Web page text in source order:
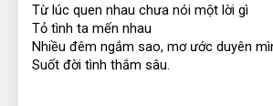
Từ lúc quen nhau chưa nói một lời gì
Tỏ tình ta mến nhau
Nhiều đêm ngắm sao, mơ ước duyên
Suốt đời tình thắm sâu.